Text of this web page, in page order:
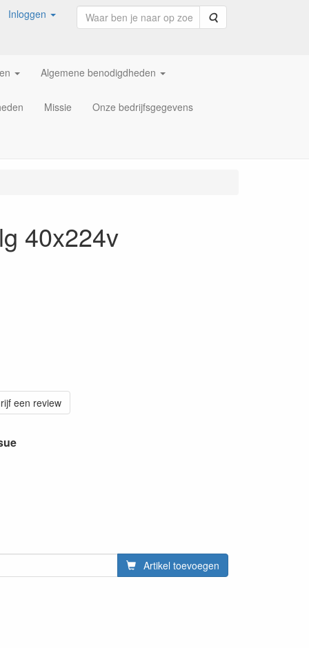
Inloggen Zoeken
Algemene benodigdheden
Missie Onze bedrijfsgegevens
40x224v
een review
Artikel toevoegen